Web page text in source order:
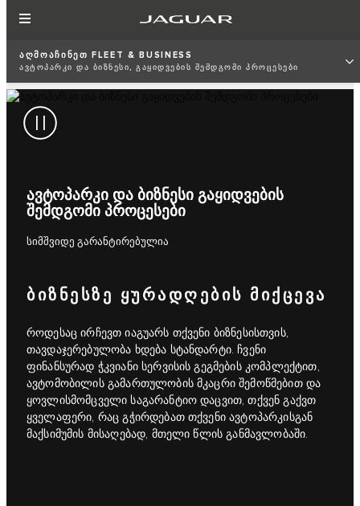
ᲐᲦᲛᲝᲐᲩᲘᲜᲔᲗ FLEET & BUSINESS
ᲐᲕᲢᲝᲞᲐᲠᲙᲘ ᲓᲐ ᲑᲘᲖᲜᲔᲡᲘ, ᲒᲐᲧᲘᲓᲕᲔᲑᲘᲡ ᲨᲔᲛᲓᲒᲝᲛᲘ ᲞᲠᲝᲪᲔᲡᲔᲑᲘ
ᲐᲕᲢᲝᲞᲐᲠᲙᲘ ᲓᲐ ᲑᲘᲖᲜᲔᲡᲘ ᲒᲐᲧᲘᲓᲕᲔᲑᲘᲡ
ᲨᲔᲛᲓᲒᲝᲛᲘ ᲞᲠᲝᲪᲔᲡᲔᲑᲘ
სიმშვიდე გარანტირებულია
ᲑᲘᲖᲜᲔᲡᲖᲔ ᲧᲣᲠᲐᲓᲦᲔᲑᲘᲡ ᲛᲘᲥᲪᲔᲕᲐ
როდესაც ირჩევთ იაგუარს თქვენი ბიზნესისთვის,
თავდაჯერებულობა ხდება სტანდარტი. ჩვენი
ფინანსურად ჭკვიანი სერვისის გეგმების კომპლექტით,
ავტომობილის გამართულობის მკაცრი შემოწმებით და
ყოვლისმომცველი საგარანტიო დაცვით, თქვენ გაქვთ
ყველაფერი, რაც გჭირდებათ თქვენი ავტოპარკისგან
მაქსიმუმის მისაღებად, მთელი წლის განმავლობაში.